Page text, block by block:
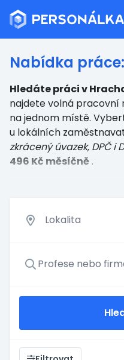
Nabídka
Hledáte práci v
najdete volná pracovní
na jednom místě.
u lokálních
zkrácený úvazek, DPČ i
496 Kč měsíčně .